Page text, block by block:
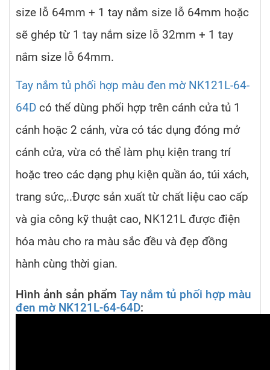
size lỗ 64mm + 1 tay nắm size lỗ 64mm hoặc
sẽ ghép từ 1 tay nắm size lỗ 32mm + 1 tay
nắm size lỗ 64mm.
Tay nắm tủ phối hợp màu đen mờ NK121L-64-
64D có thể dùng phối hợp trên cánh cửa tủ 1
cánh hoặc 2 cánh, vừa có tác dụng đóng mở
cánh cửa, vừa có thể làm phụ kiện trang trí
hoặc treo các dạng phụ kiện quần áo, túi xách,
trang sức,..Được sản xuất từ chất liệu cao cấp
và gia công kỹ thuật cao, NK121L được điện
hóa màu cho ra màu sắc đều và đẹp đồng
hành cùng thời gian.
Hình ảnh sản phẩm Tay nắm tủ phối hợp màu
đen mờ NK121L-64-64D: